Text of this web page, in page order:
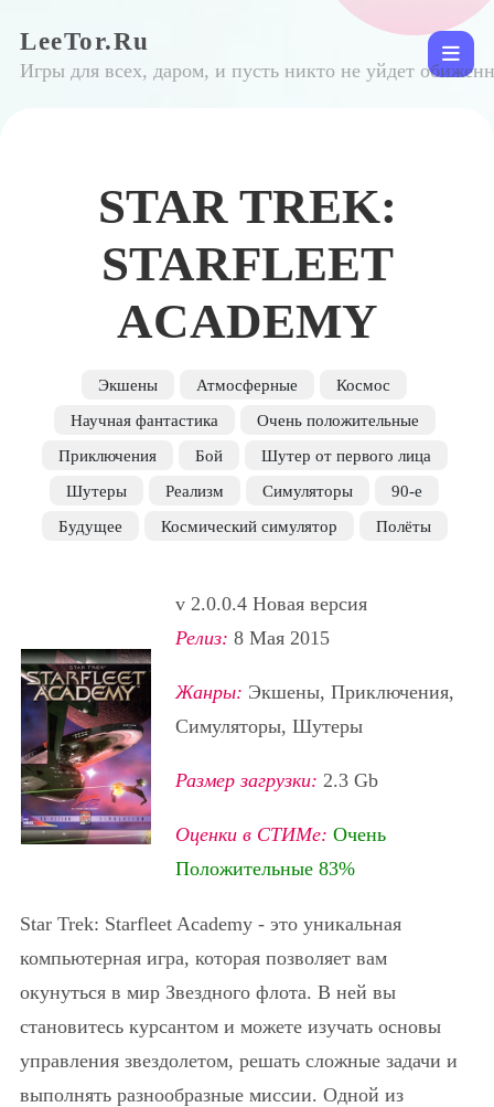
LeeTor.Ru
Игры для всех, даром, и пусть никто не уйдет
STAR TREK:
STARFLEET
ACADEMY
Экшены Атмосферные
Космос
Научная фантастика
Очень положительные
Приключения
Бой
Шутер от первого лица
Шутеры
Реализм Симуляторы
90-е
Будущее
Космический симулятор Полёты
v 2.0.0.4 Новая версия
Релиз: 8 Мая 2015
Жанры: Экшены, Приключения,
Симуляторы, Шутеры
Размер загрузки: 2.3 Gb
Оценки в СТИМе: Очень
Положительные 83%
Star Trek: Starfleet Academy - это уникальная
компьютерная игра, которая позволяет вам
окунуться в мир Звездного флота. В ней вы
становитесь курсантом и можете изучать основы
управления звездолетом, решать сложные задачи и
выполнять разнообразные миссии. Одной из